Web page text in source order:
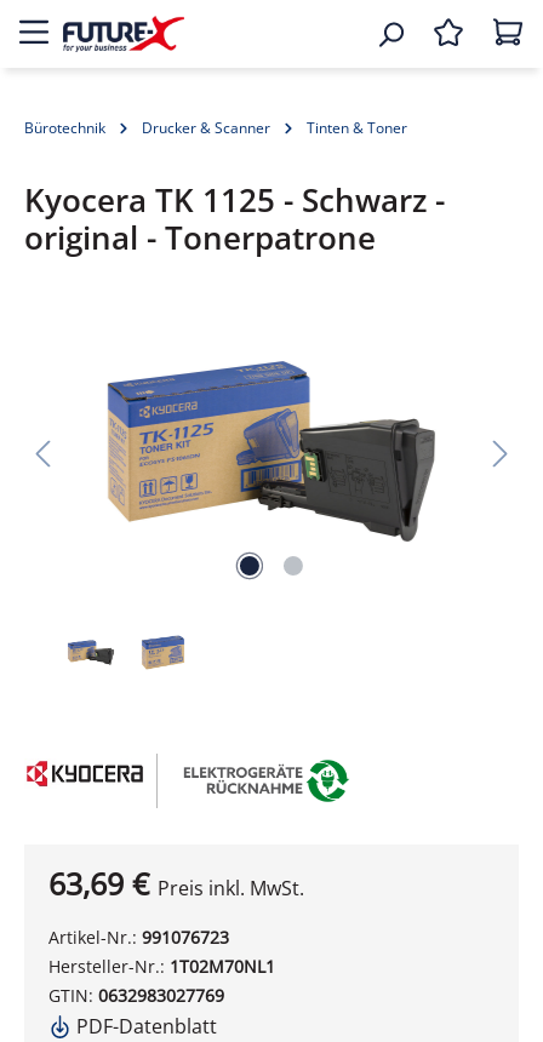
Bürotechnik Drucker & Scanner Tinten & Toner
Kyocera TK 1125 - Schwarz -
original - Tonerpatrone
63,69 € Preis inkl. MwSt.
Artikel-Nr.: 991076723
Hersteller-Nr.: 1T02M70NL1
GTIN: 0632983027769
PDF-Datenblatt